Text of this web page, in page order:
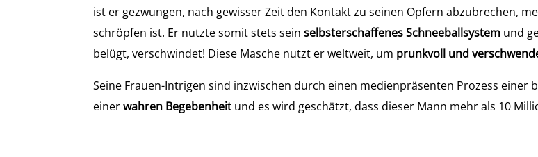
ist er gezwungen, nach gewisser Zeit den Kontakt zu seinen Opfern abzubrechen,
schröpfen ist. Er nutzte somit stets seinselbsterschaffenes Schneeballsystem und
belügt, verschwindet! Diese Masche nutzt er weltweit, um prunkvoll und
Seine Frauen-Intrigen sind inzwischen durch einen medienpräsenten Prozess
einerwahren Begebenheit und es wird geschätzt, dass dieser Mann mehr als 10